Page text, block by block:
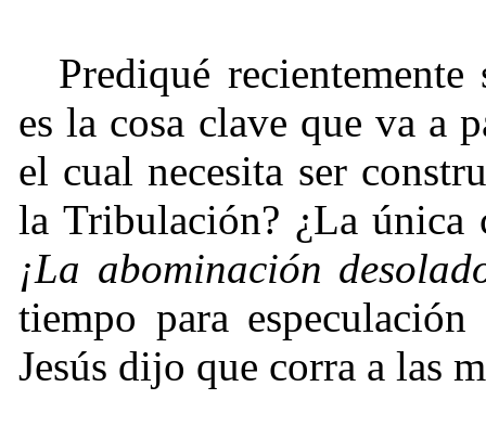
Prediqué
es la cosa clave que va a
el cual necesita ser
la Tribulación? ¿La única
¡La abominación
tiempo para
Jesús dijo que corra a las